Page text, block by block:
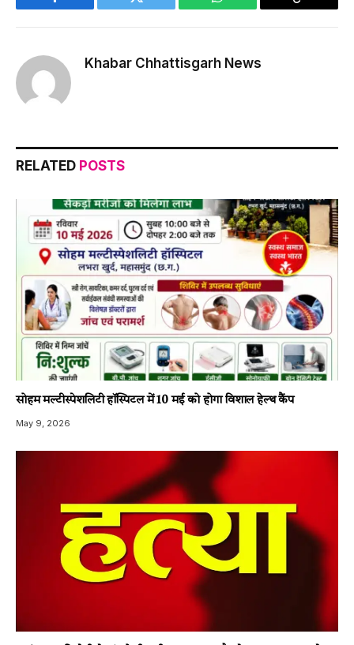
Facebook Twitter WhatsApp
Copy
Khabar Chhattisgarh News
RELATED POSTS
सोहम मल्टीस्पेशलिटी हॉस्पिटल में 10 मई को होगा विशाल हेल्थ कैंप
May 9, 2026